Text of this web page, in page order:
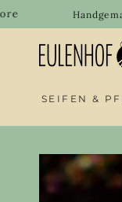
SKIP TO
CONTENT
Handgemachte
SEIFEN &
SKIP TO